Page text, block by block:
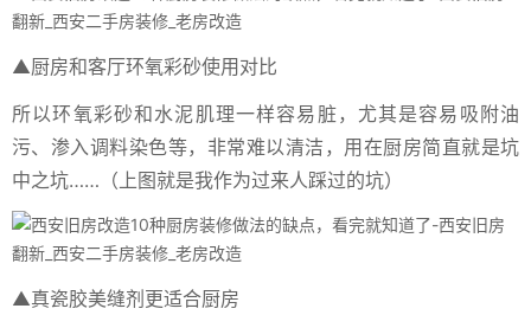
▲厨房和客厅环氧彩砂使用对比
所以环氧彩砂和水泥肌理一样容易脏，尤其是容易吸附油
污、渗入调料染色等，非常难以清洁，用在厨房简直就是坑
中之坑……（上图就是我作为过来人踩过的坑）
▲真瓷胶美缝剂更适合厨房